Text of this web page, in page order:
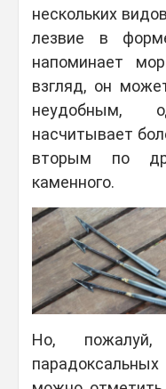
нескольких
лезвие в
напоминает
взгляд, он
неудобным,
насчитывает
вторым по
каменного.
Но,